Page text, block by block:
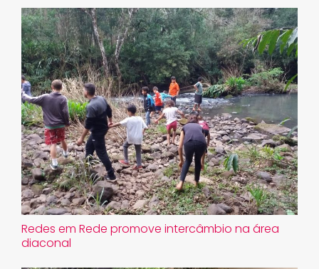
Redes em Rede promove intercâmbio na área
diaconal